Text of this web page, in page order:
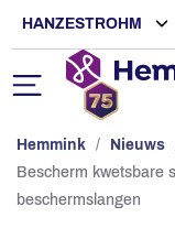
HANZESTROHM
Hemmink / Nieuws
Bescherm kwetsbare
beschermslangen